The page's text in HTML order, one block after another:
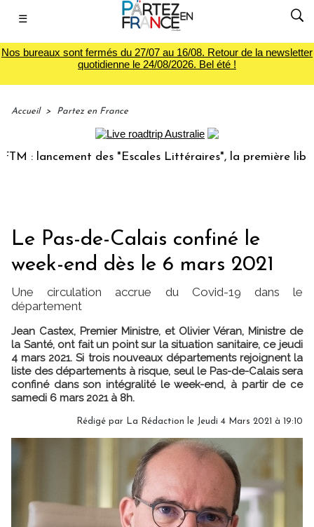
☰
Nos bureaux sont fermés du 27/07 au 16/08. Retour de la newsletter
quotidienne le 24/08/2026. Bel été !
Accueil > Partez en France
: lancement des "Escales Littéraires", la première librairie
Le Pas-de-Calais confiné le
week-end dès le 6 mars 2021
Une circulation accrue du Covid-19 dans le
département
Jean Castex, Premier Ministre, et Olivier Véran, Ministre de
la Santé, ont fait un point sur la situation sanitaire, ce jeudi
4 mars 2021. Si trois nouveaux départements rejoignent la
liste des départements à risque, seul le Pas-de-Calais sera
confiné dans son intégralité le week-end, à partir de ce
samedi 6 mars 2021 à 8h.
Rédigé par La Rédaction le Jeudi 4 Mars 2021 à 19:10